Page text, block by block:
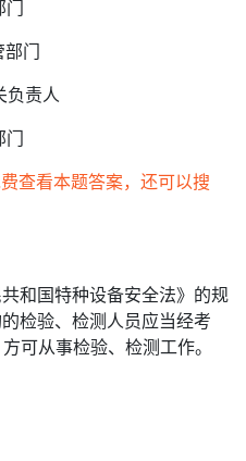
门
门
负责人
门
查看本题答案，还可以搜
和国特种设备安全法》的规
检验、检测人员应当经考
可从事检验、检测工作。